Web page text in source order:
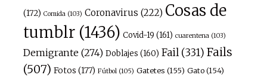
(172) Comida(103) Coronavirus (222) Cosas de
tumblr(1436) Covid-19 (161) cuarentena(103)
Demigrante(274) Doblajes (160) Fail(331) Fails
(507) Fotos (177) Fútbol(105) Gatetes (155) Gato(154)